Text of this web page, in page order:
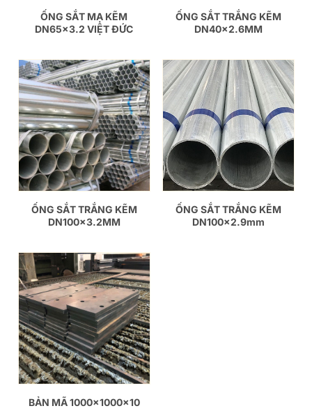
ỐNG SẮT MẠ KẼM
DN65x3.2 VIỆT ĐỨC
ỐNG SẮT TRẮNG KẼM
DN40x2.6MM
ỐNG SẮT TRẮNG KẼM
DN100x3.2MM
ỐNG SẮT TRẮNG KẼM
DN100x2.9mm
BẢN MÃ 1000x1000x10